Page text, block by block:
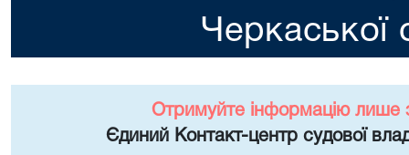
Черкаської
Отримуйте інформацію лише
Єдиний Контакт-центр судової